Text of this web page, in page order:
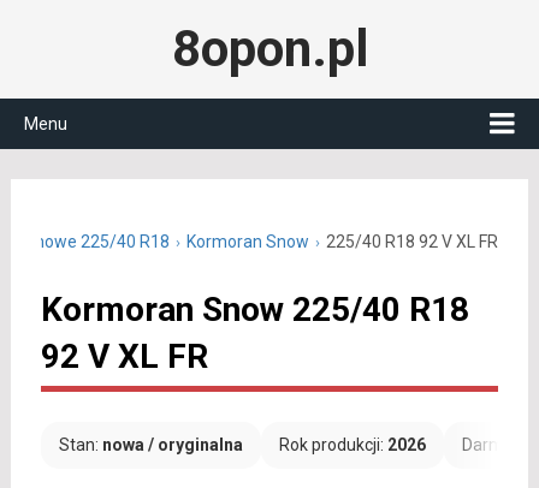
8opon.pl
Menu
zimowe 225/40 R18 Kormoran Snow 225/40 R18 92 V XL FR
Kormoran Snow 225/40 R18
92 V XL FR
Stan: nowa / oryginalna Rok produkcji: 2026